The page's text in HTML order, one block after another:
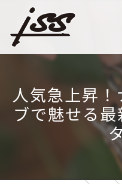
人気急上昇！
ブで魅せる最